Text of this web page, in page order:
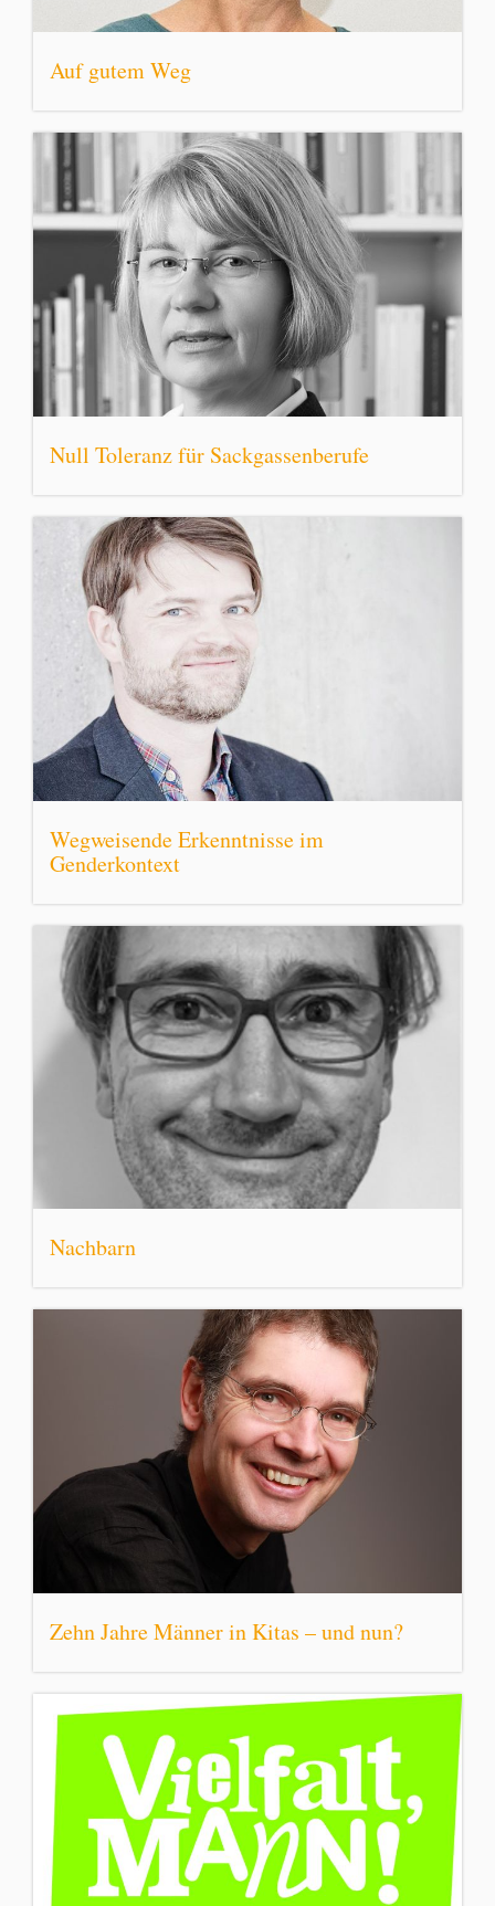
Auf gutem Weg
Null Toleranz für Sackgassenberufe
Wegweisende Erkenntnisse im
Genderkontext
Nachbarn
Zehn Jahre Männer in Kitas – und nun?